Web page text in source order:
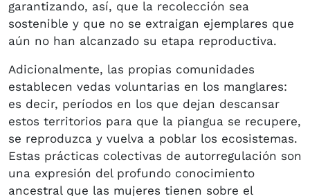
garantizando, así, que la recolección sea
sostenible y que no se extraigan ejemplares que
aún no han alcanzado su etapa reproductiva.
Adicionalmente, las propias comunidades
establecen vedas voluntarias en los manglares:
es decir, períodos en los que dejan descansar
estos territorios para que la piangua se recupere,
se reproduzca y vuelva a poblar los ecosistemas.
Estas prácticas colectivas de autorregulación son
una expresión del profundo conocimiento
ancestral que las mujeres tienen sobre el